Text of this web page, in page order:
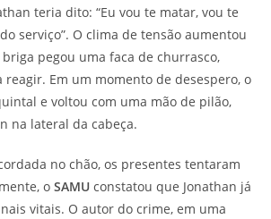
teria dito: “Eu vou te matar, vou te
serviço”. O clima de tensão aumentou
pegou uma faca de churrasco,
reagir. Em um momento de desespero, o
e voltou com uma mão de pilão,
na lateral da cabeça.
no chão, os presentes tentaram
o SAMU constatou que Jonathan já
vitais. O autor do crime, em uma